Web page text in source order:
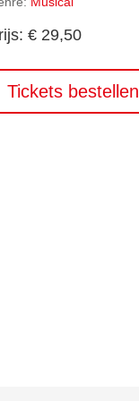
€ 29,50
Tickets bestellen